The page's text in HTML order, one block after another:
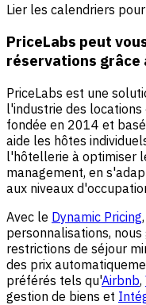
Lier les calendriers
PriceLabs peut
réservations grâce
PriceLabs est une
l'industrie des
fondée en 2014 et
aide les hôtes
l'hôtellerie à optimiser
management, en
aux niveaux
Avec le Dynamic Pricing
personnalisations,
restrictions de séjour
des prix
préférés tels qu'Airbnb,
gestion de biens et